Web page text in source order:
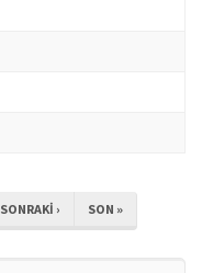
SONRAKI › SON »